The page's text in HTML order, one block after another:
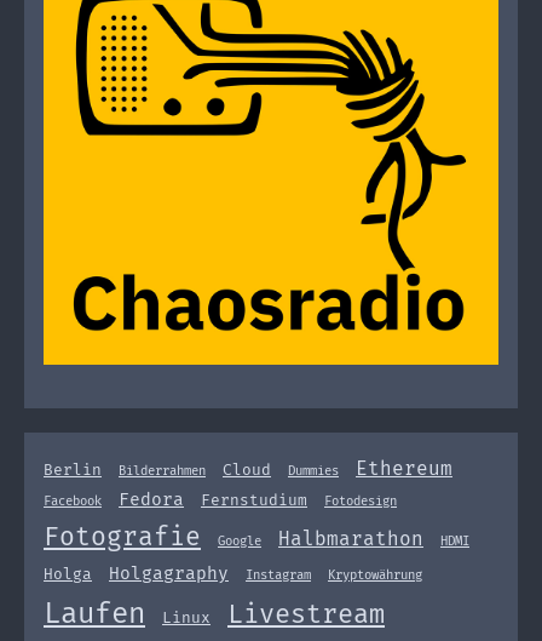
Berlin Bilderrahmen Cloud Dummies Ethereum
Facebook Fedora Fernstudium Fotodesign
Fotografie Google Halbmarathon HDMI
Holga Holgagraphy Instagram Kryptowährung
Laufen Linux Livestream